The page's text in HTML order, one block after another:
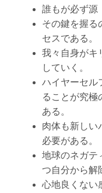
誰もが必ず源
その鍵を握る
セスである。
我々自身がキ
していく。
ハイヤーセル
ることが究極
ある。
肉体も新しい
必要がある。
地球のネガテ
つ自分から解
心地良くない